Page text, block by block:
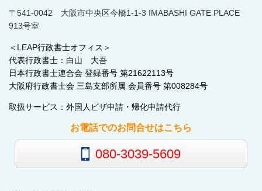
〒541-0042 大阪市中央区今橋1-1-3 IMABASHI GATE PLACE
913号室
＜LEAP行政書士オフィス＞
代表行政書士：白山 大吾
日本行政書士連合会 登録番号 第21622113号
大阪府行政書士会 三島支部所属 会員番号 第008284号
取扱サービス：外国人ビザ申請・帰化申請代行
お電話でのお問合せはこちら
080-3039-5609